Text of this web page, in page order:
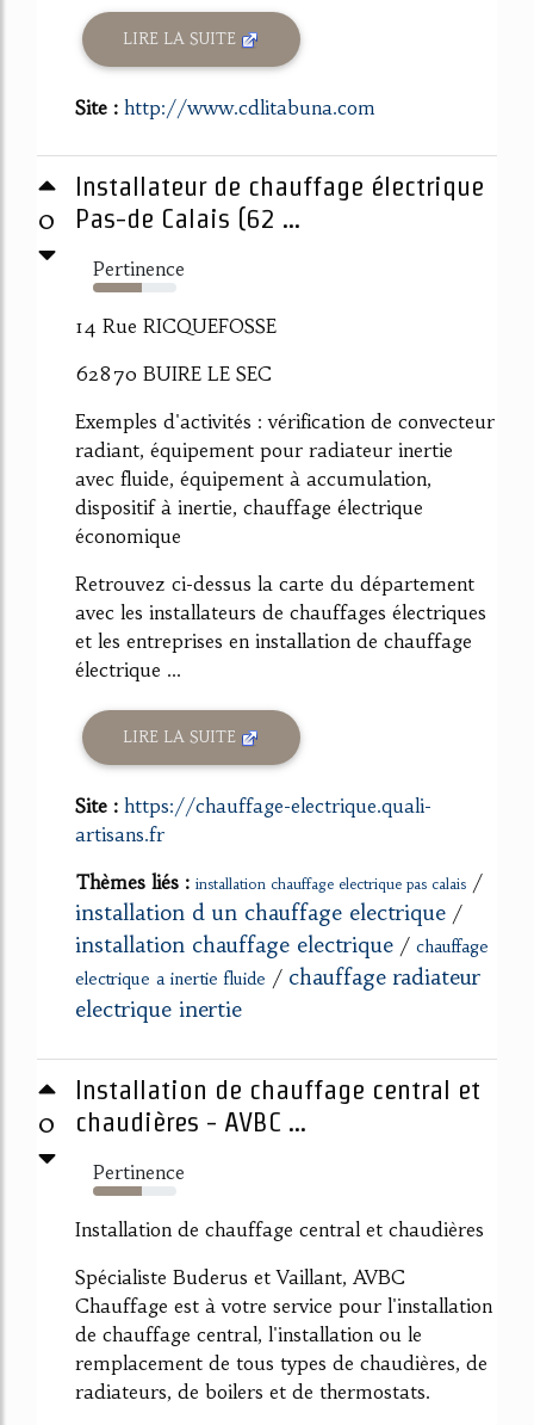
LIRE LA SUITE
Site : http://www.cdlitabuna.com
0
Installateur de chauffage électrique
Pas-de Calais (62 ...
Pertinence
59%
14 Rue RICQUEFOSSE
62870 BUIRE LE SEC
Exemples d'activités : vérification de convecteur
radiant, équipement pour radiateur inertie
avec fluide, équipement à accumulation,
dispositif à inertie, chauffage électrique
économique
Retrouvez ci-dessus la carte du département
avec les installateurs de chauffages électriques
et les entreprises en installation de chauffage
électrique ...
LIRE LA SUITE
Site : https://chauffage-electrique.quali-
artisans.fr
Thèmes liés : installation chauffage electrique pas calais /
installation d un chauffage electrique /
installation chauffage electrique / chauffage
electrique a inertie fluide / chauffage radiateur
electrique inertie
0
Installation de chauffage central et
chaudières - AVBC ...
Pertinence
58%
Installation de chauffage central et chaudières
Spécialiste Buderus et Vaillant, AVBC
Chauffage est à votre service pour l'installation
de chauffage central, l'installation ou le
remplacement de tous types de chaudières, de
radiateurs, de boilers et de thermostats.